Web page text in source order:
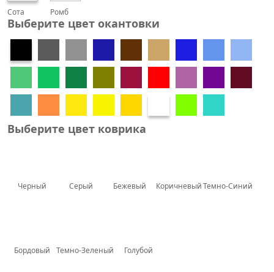
Сота Ромб
Выберите цвет окантовки
Выберите цвет коврика
Черный Серый Бежевый КоричневыйТемно-Синий
Бордовый Темно-Зеленый Голубой